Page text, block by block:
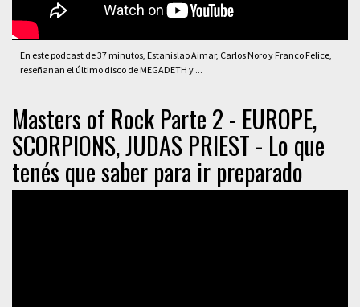
En este podcast de 37 minutos, Estanislao Aimar, Carlos Noro y Franco Felice,
reseñanan el último disco de MEGADETH y ...
Masters of Rock Parte 2 - EUROPE,
SCORPIONS, JUDAS PRIEST - Lo que
tenés que saber para ir preparado